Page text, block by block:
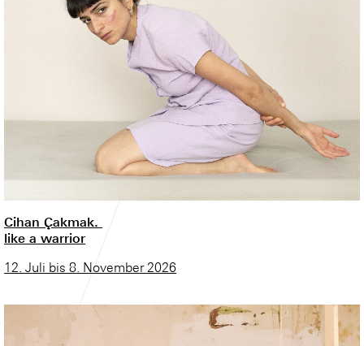
Cihan Çakmak.
like a warrior
12. Juli bis 8. November 2026